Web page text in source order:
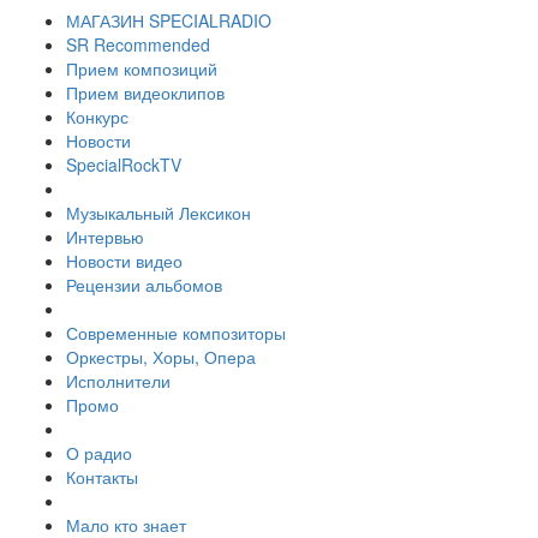
МАГАЗИН SPECIALRADIO
SR Recommended
Прием композиций
Прием видеоклипов
Конкурс
Новости
SpecialRockTV
Музыкальный Лексикон
Интервью
Новости видео
Рецензии альбомов
Современные композиторы
Оркестры, Хоры, Опера
Исполнители
Промо
О радио
Контакты
Мало кто знает